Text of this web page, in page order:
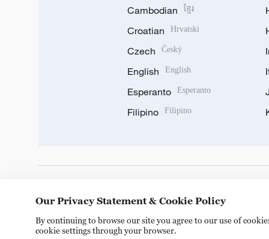
Cambodian ខ្មែរ
Croatian Hrvatski
Czech Český
English English
Esperanto Esperanto
Filipino Filipino
Our Privacy Statement & Cookie Policy
By continuing to browse our site you agree to our use of
cookie settings through your browser.